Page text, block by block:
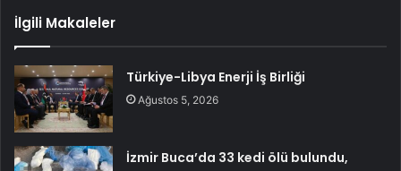
İlgili Makaleler
Türkiye-Libya Enerji İş Birliği
Ağustos 5, 2026
İzmir Buca’da 33 kedi ölü bulundu,